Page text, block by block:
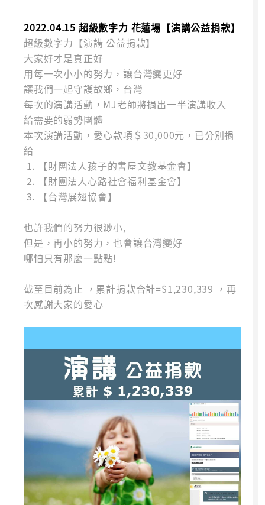
2022.04.15 超級數字力 花蓮場【演講公益捐款】
超級數字力【演講 公益捐款】
大家好才是真正好
用每一次小小的努力，讓台灣變更好
讓我們一起守護故鄉，台灣
每次的演講活動，MJ老師將捐出一半演講收入
給需要的弱勢團體
本次演講活動，愛心款項＄30,000元，已分別捐
給
【財團法人孩子的書屋文教基金會】
【財團法人心路社會福利基金會】
【台灣展翅協會】
也許我們的努力很渺小,
但是，再小的努力，也會讓台灣變好
哪怕只有那麼一點點!
截至目前為止 ，累計捐款合計=$1,230,339 ，再
次感謝大家的愛心